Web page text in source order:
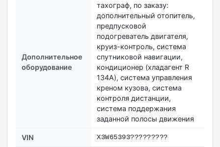
Дополнительное
оборудование
тахограф, по заказу:
дополнительный отопитель,
предпусковой
подогреватель двигателя,
круиз-контроль, система
спутниковой навигации,
кондиционер (хладагент R
134A), система управления
креном кузова, система
контроля дистанции,
система поддержания
заданной полосы движения
VIN X3W65393?????????